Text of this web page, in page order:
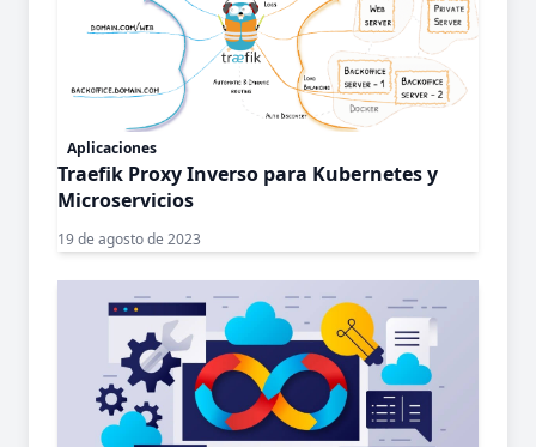
Aplicaciones
Traefik Proxy Inverso para Kubernetes y
Microservicios
19 de agosto de 2023